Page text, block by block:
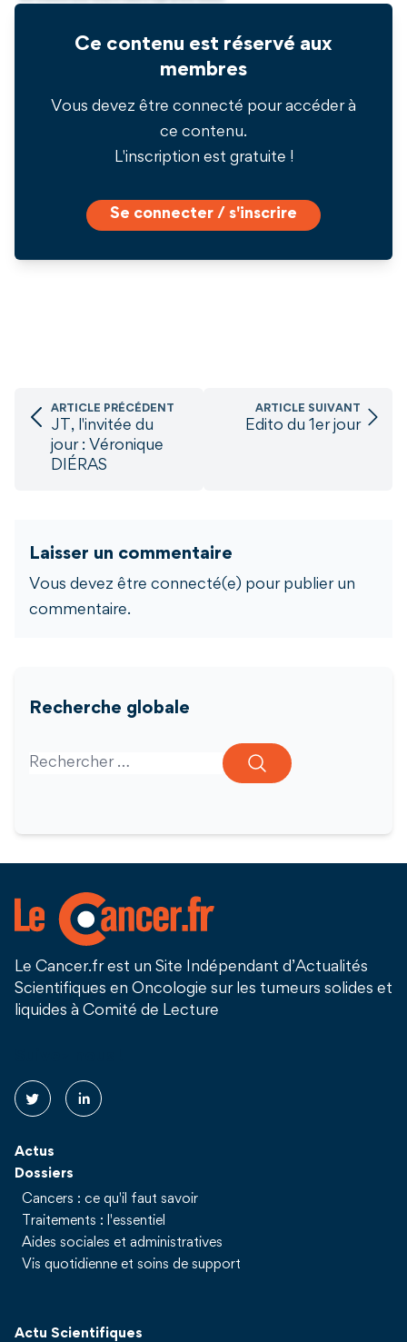
Ce contenu est réservé aux
membres
Vous devez être connecté pour accéder à
ce contenu.
L'inscription est gratuite !
Se connecter / s'inscrire
ARTICLE PRÉCÉDENT
JT, l'invitée du
jour : Véronique
DIÉRAS
ARTICLE SUIVANT
Edito du 1er jour
Laisser un commentaire
Vous devez être connecté(e) pour publier un
commentaire.
Recherche globale
Search for:
Le Cancer.fr est un Site Indépendant d’Actualités
Scientifiques en Oncologie sur les tumeurs solides et
liquides à Comité de Lecture
Actus
Dossiers
Cancers : ce qu'il faut savoir
Traitements : l'essentiel
Aides sociales et administratives
Vis quotidienne et soins de support
Actu Scientifiques